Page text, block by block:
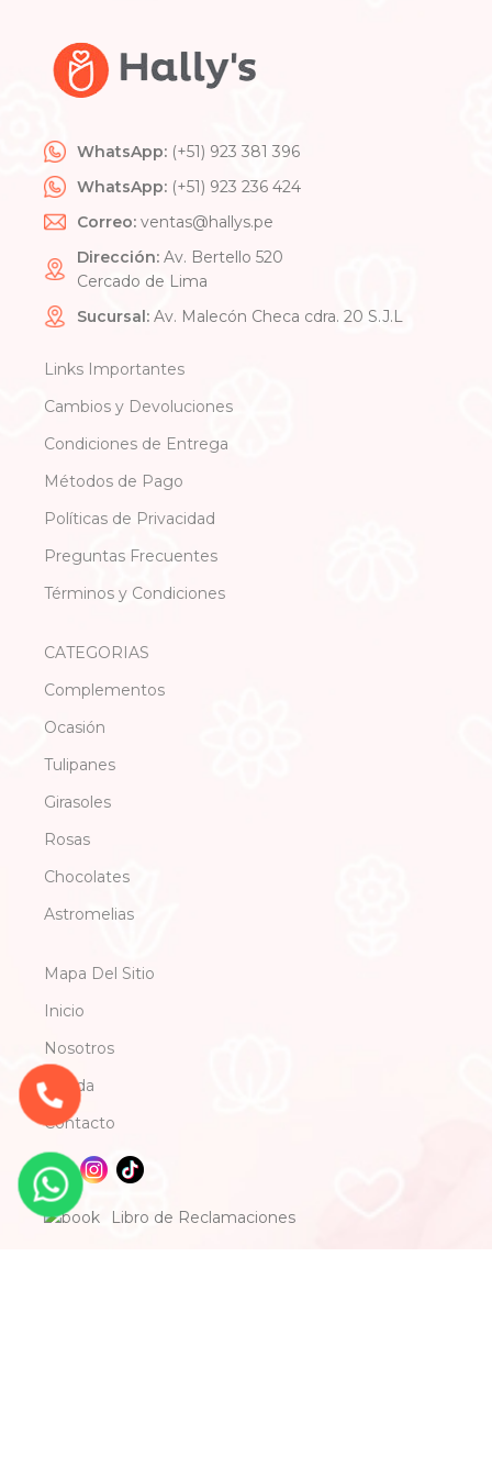
WhatsApp: (+51) 923 381 396
WhatsApp: (+51) 923 236 424
Correo: ventas@hallys.pe
Dirección: Av. Bertello 520
Cercado de Lima
Sucursal: Av. Malecón Checa cdra. 20 S.J.L
Links Importantes
Cambios y Devoluciones
Condiciones de Entrega
Métodos de Pago
Políticas de Privacidad
Preguntas Frecuentes
Términos y Condiciones
CATEGORIAS
Complementos
Ocasión
Tulipanes
Girasoles
Rosas
Chocolates
Astromelias
Mapa Del Sitio
Inicio
Nosotros
Tienda
Contacto
Libro de Reclamaciones